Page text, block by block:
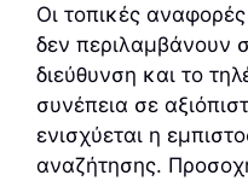
Οι τοπικές
δεν περιλαμβάνουν
διεύθυνση και το
συνέπεια σε
ενισχύεται η
αναζήτησης.